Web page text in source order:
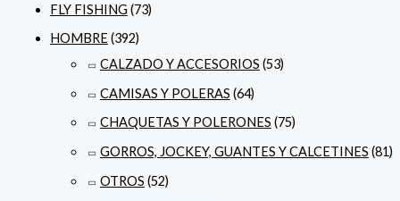
FLY FISHING (73)
HOMBRE(392)
CALZADO Y ACCESORIOS (53)
CAMISAS Y POLERAS (64)
CHAQUETAS Y POLERONES (75)
GORROS, JOCKEY, GUANTES Y CALCETINES (81)
OTROS (52)